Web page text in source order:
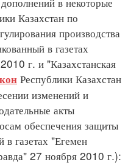
Казахстан по
производства
в газетах
г. и "Казахстанская
Республики Казахстан
изменений и
акты
обеспечения защиты
в газетах "Егемен
27 ноября 2010 г.):